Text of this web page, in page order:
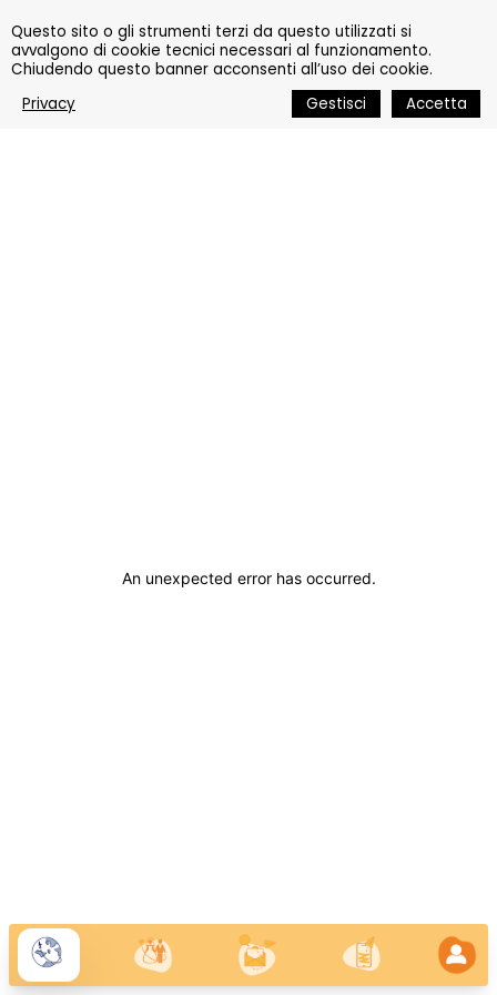
Questo sito o gli strumenti terzi da questo utilizzati si
avvalgono di cookie tecnici necessari al funzionamento.
Chiudendo questo banner acconsenti all’uso dei cookie.
Privacy
Gestisci Accetta
An unexpected error has occurred.